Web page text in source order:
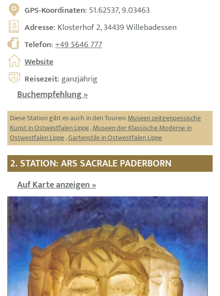
GPS-Koordinaten: 51.62537, 9.03463
Adresse: Klosterhof 2, 34439 Willebadessen
Telefon:+49 5646 777
Website
Reisezeit: ganzjährig
Buchempfehlung »
Diese Station gibt es auch in den Touren:Museen zeitgenoessische
Kunst in Ostwestfalen Lippe,Museen der Klassische Moderne in
Ostwestfalen Lippe,Gartenstile in Ostwestfalen Lippe
2. STATION: ARS SACRALE PADERBORN
Auf Karte anzeigen »